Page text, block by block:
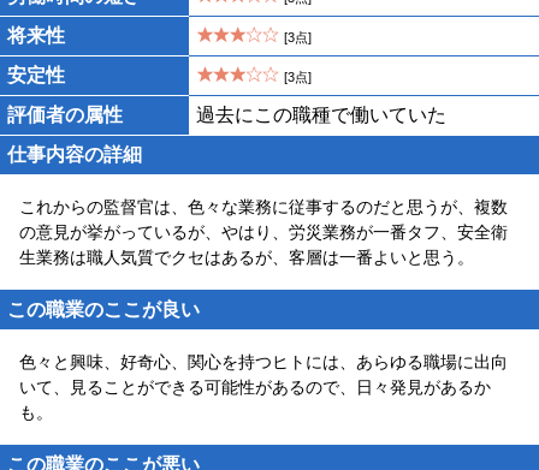
将来性 [3点]
安定性 [3点]
評価者の属性
過去にこの職種で働いていた
仕事内容の詳細
これからの監督官は、色々な業務に従事するのだと思うが、複数
の意見が挙がっているが、やはり、労災業務が一番タフ、安全衛
生業務は職人気質でクセはあるが、客層は一番よいと思う。
この職業のここが良い
色々と興味、好奇心、関心を持つヒトには、あらゆる職場に出向
いて、見ることができる可能性があるので、日々発見があるか
も。
この職業のここが悪い